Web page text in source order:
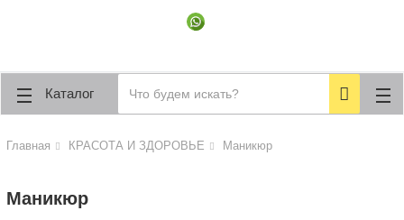
Каталог
Главная КРАСОТА И ЗДОРОВЬЕ Маникюр
Маникюр